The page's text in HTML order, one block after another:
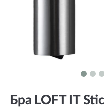
Бра LOFT IT